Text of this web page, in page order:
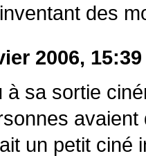
des
2006,
à sa sortie
un petit ciné